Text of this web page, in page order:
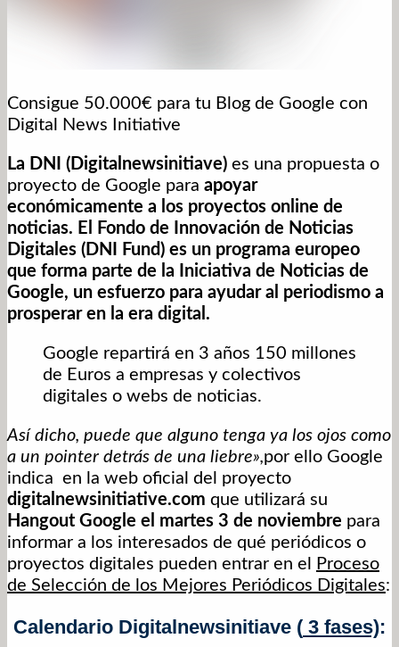
Consigue 50.000€ para tu Blog de Google con
Digital News Initiative
La DNI (Digitalnewsinitiave) es una propuesta o
proyecto de Google para apoyar
económicamente a los proyectos online de
noticias. El Fondo de Innovación de Noticias
Digitales (DNI Fund) es un programa europeo
que forma parte de la Iniciativa de Noticias de
Google, un esfuerzo para ayudar al periodismo a
prosperar en la era digital.
Google repartirá en 3 años 150 millones
de Euros a empresas y colectivos
digitales o webs de noticias.
Así dicho, puede que alguno tenga ya los ojos como
a un pointer detrás de una liebre»,por ello Google
indica en la web oficial del proyecto
digitalnewsinitiative.com que utilizará su
Hangout Google el martes 3 de noviembre para
informar a los interesados de qué periódicos o
proyectos digitales pueden entrar en el
Proceso
de Selección de los Mejores Periódicos Digitales:
Calendario Digitalnewsinitiave ( 3 fases):